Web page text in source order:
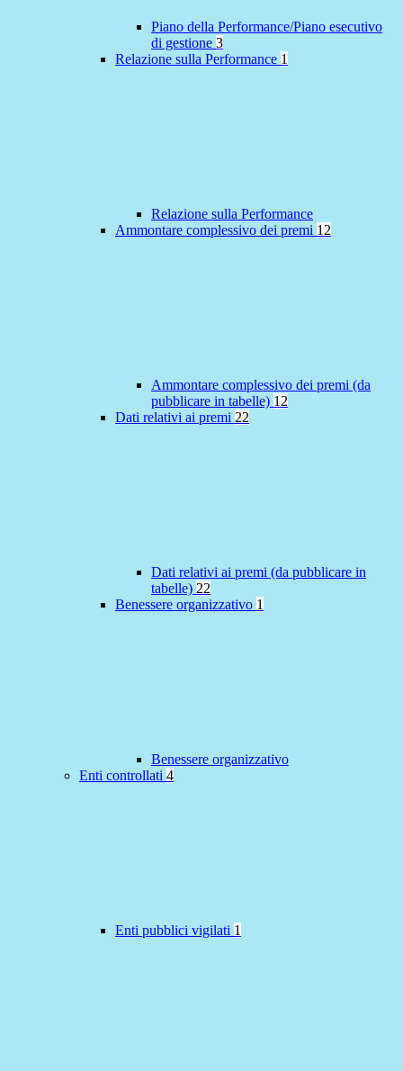
Piano della Performance/Piano esecutivo
di gestione 3
Relazione sulla Performance 1
Relazione sulla Performance
Ammontare complessivo dei premi 12
Ammontare complessivo dei premi (da
pubblicare in tabelle) 12
Dati relativi ai premi 22
Dati relativi ai premi (da pubblicare in
tabelle) 22
Benessere organizzativo 1
Benessere organizzativo
Enti controllati 4
Enti pubblici vigilati 1